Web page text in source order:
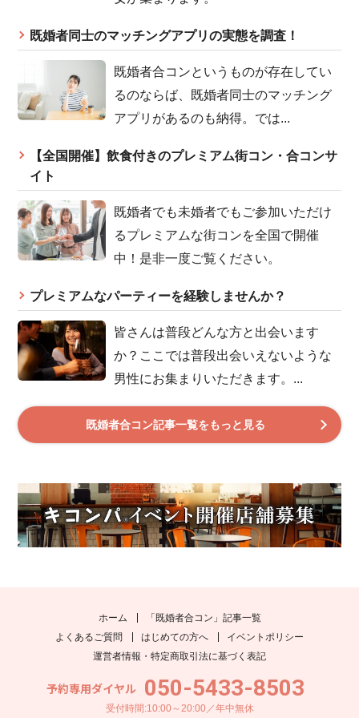
既婚者同士のマッチングアプリの実態を調査！
既婚者合コンというものが存在してい
るのならば、既婚者同士のマッチング
アプリがあるのも納得。では...
【全国開催】飲食付きのプレミアム街コン・合コンサ
イト
既婚者でも未婚者でもご参加いただけ
るプレミアムな街コンを全国で開催
中！是非一度ご覧ください。
プレミアムなパーティーを経験しませんか？
皆さんは普段どんな方と出会います
か？ここでは普段出会いえないような
男性にお集まりいただきます。...
既婚者合コン記事一覧をもっと見る
ホーム
「既婚者合コン」記事一覧
よくあるご質問
はじめての方へ
イベントポリシー
運営者情報・特定商取引法に基づく表記
予約専用ダイヤル 050-5433-8503
受付時間:10:00～20:00／年中無休